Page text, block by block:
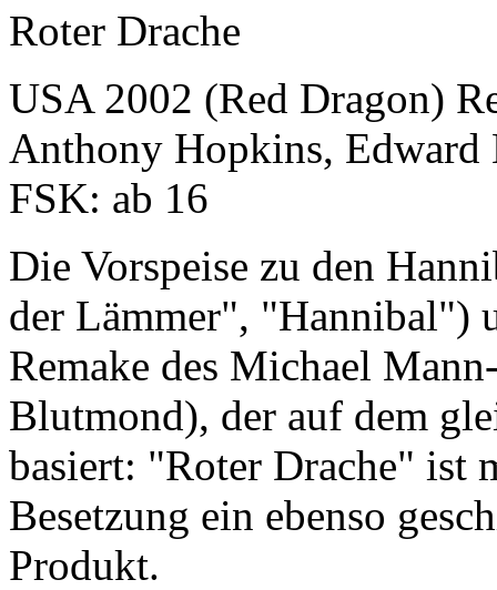
Roter Drache
USA 2002 (Red Dragon)
Anthony Hopkins,
FSK: ab 16
Die Vorspeise zu den
der Lämmer", "Hannibal")
Remake des Michael
Blutmond), der auf dem
basiert: "Roter Drache" ist
Besetzung ein ebenso
Produkt.